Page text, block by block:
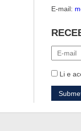
E-mail:
Li e